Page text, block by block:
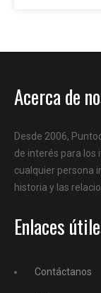
Acerca de
Desde 2006,
de interés para los
cualquier persona
historia y las
Enlaces
Contáctanos